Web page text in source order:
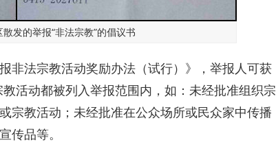
发的举报“非法宗教”的倡议书
非法宗教活动奖励办法（试行）》，举报人可获
活动都被列入举报范围内，如：未经批准组织宗
宗教活动；未经批准在公众场所或民众家中传播
传品等。